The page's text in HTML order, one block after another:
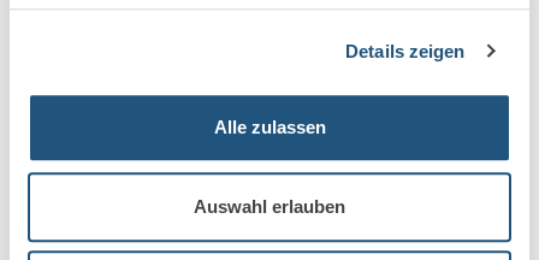
Details zeigen
Alle zulassen
Auswahl erlauben